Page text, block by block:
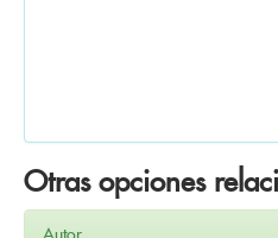
Otras opciones